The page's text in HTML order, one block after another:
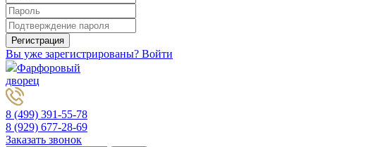
Вы уже зарегистрированы? Войти
Фарфоровый
дворец
8 (499) 391-55-78
8 (929) 677-28-69
Заказать звонок